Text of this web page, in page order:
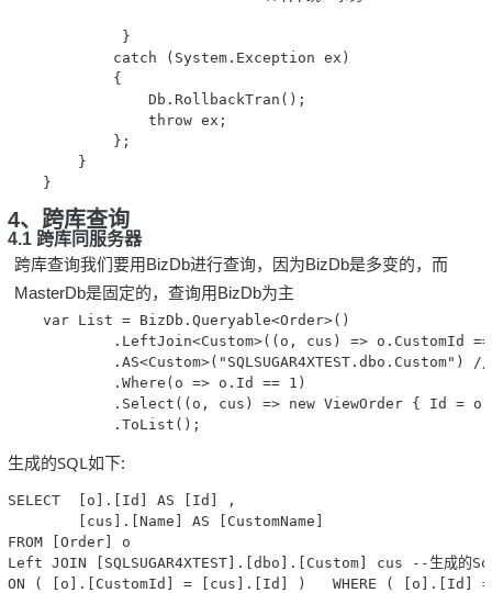
             }
            catch (System.Exception ex)
            {
                Db.RollbackTran();
                throw ex;
            };
        }
4、跨库查询
4.1 跨库同服务器
跨库查询我们要用BizDb进行查询，因为BizDb是多变的，而
MasterDb是固定的，查询用BizDb为主
    var List = BizDb.Queryable<Order>()
.LeftJoin<Custom>((o, cus) => o.CustomId
.AS<Custom>("SQLSUGAR4XTEST.dbo.Custom") //
            .Where(o => o.Id == 1)
.Select((o, cus) => new ViewOrder { Id =
生成的SQL如下:
SELECT  [o].[Id] AS [Id] ,
        [cus].[Name] AS [CustomName]
FROM [Order] o
Left JOIN [SQLSUGAR4XTEST].[dbo].[Custom] cus --生成的Sql
ON ( [o].[CustomId] = [cus].[Id] )   WHERE ( [o].[Id] =